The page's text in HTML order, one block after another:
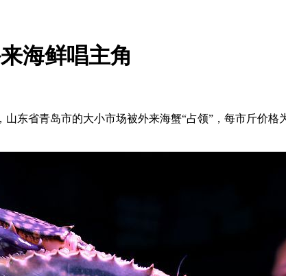
海鲜唱主角
东省青岛市的大小市场被外来海蟹“占领”，每市斤价